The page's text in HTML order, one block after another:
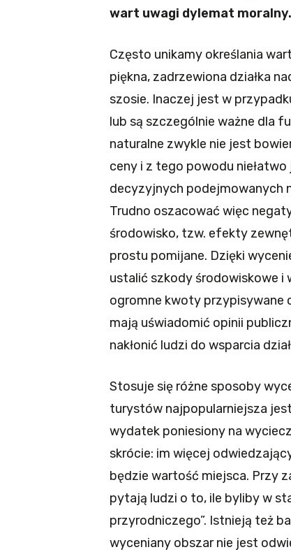
wart uwagi dylemat moralny.
Często unikamy określania
piękna, zadrzewiona działka
szosie. Inaczej jest w
lub są szczególnie ważne dla
naturalne zwykle nie jest
ceny i z tego powodu
decyzyjnych podejmowanych
Trudno oszacować więc
środowisko, tzw. efekty
prostu pomijane. Dzięki
ustalić szkody środowiskowe i
ogromne kwoty przypisywane
mają uświadomić opinii
nakłonić ludzi do wsparcia
Stosuje się różne sposoby
turystów najpopularniejsza
wydatek poniesiony na
skrócie: im więcej
będzie wartość miejsca. Przy
pytają ludzi o to, ile byliby w
przyrodniczego”. Istnieją też
wyceniany obszar nie jest